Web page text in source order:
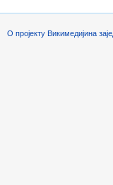
О пројекту Викимедијина